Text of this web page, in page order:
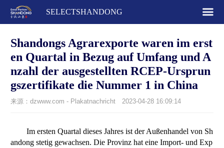
SELECTSHANDONG
Shandongs Agrarexporte waren im erst
en Quartal in Bezug auf Umfang und A
nzahl der ausgestellten RCEP-Ursprun
gszertifikate die Nummer 1 in China
来源：dzwww.com - Plakatnachricht 2023-04-28 16:09:14
Im ersten Quartal dieses Jahres ist der Außenhandel von Sh
andong stetig gewachsen. Die Provinz hat eine Import- und Exp